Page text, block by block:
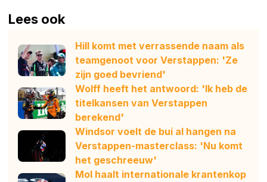
Lees ook
Hill komt met verrassende naam als
teamgenoot voor Verstappen: 'Ze
zijn goed bevriend'
Wolff heeft het antwoord: 'Ik heb de
titelkansen van Verstappen
berekend'
Windsor voelt de bui al hangen na
Verstappen-masterclass: 'Nu komt
het geschreeuw'
Mol haalt internationale krantenkop